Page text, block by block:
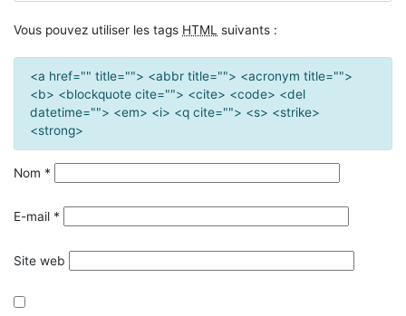
Vous pouvez utiliser les tags HTML suivants :
<a href="" title=""> <abbr title=""> <acronym title="">
<b> <blockquote cite=""> <cite> <code> <del
datetime=""> <em> <i> <q cite=""> <s> <strike>
<strong>
Nom *
E-mail *
Site web